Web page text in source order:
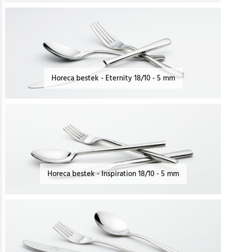
Horeca bestek - Eternity 18/10 - 5 mm
Horeca bestek - Inspiration 18/10 - 5 mm